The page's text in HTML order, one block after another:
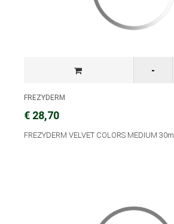
FREZYDERM
€ 28,70
FREZYDERM VELVET COLORS MEDIUM 30ml